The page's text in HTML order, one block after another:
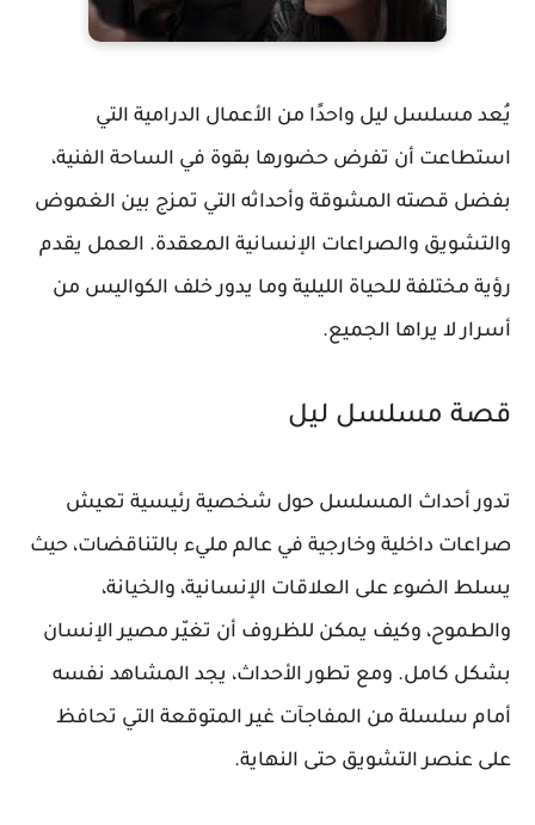
يُعد مسلسل ليل واحدًا من الأعمال الدرامية التي
استطاعت أن تفرض حضورها بقوة في الساحة الفنية،
بفضل قصته المشوقة وأحداثه التي تمزج بين الغموض
والتشويق والصراعات الإنسانية المعقدة. العمل يقدم
رؤية مختلفة للحياة الليلية وما يدور خلف الكواليس من
أسرار لا يراها الجميع.
قصة مسلسل ليل
تدور أحداث المسلسل حول شخصية رئيسية تعيش
صراعات داخلية وخارجية في عالم مليء بالتناقضات، حيث
يسلط الضوء على العلاقات الإنسانية، والخيانة،
والطموح، وكيف يمكن للظروف أن تغيّر مصير الإنسان
بشكل كامل. ومع تطور الأحداث، يجد المشاهد نفسه
أمام سلسلة من المفاجآت غير المتوقعة التي تحافظ
على عنصر التشويق حتى النهاية.